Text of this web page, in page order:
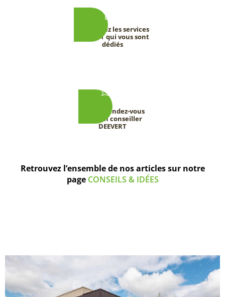
Découvrez les services
DEEVERT qui vous sont
dédiés
Prenez rendez-vous
avec un conseiller
DEEVERT
Retrouvez l’ensemble de nos articles sur notre
page CONSEILS & IDÉES